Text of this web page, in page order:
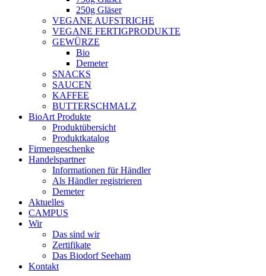
250g Gläser
VEGANE AUFSTRICHE
VEGANE FERTIGPRODUKTE
GEWÜRZE
Bio
Demeter
SNACKS
SAUCEN
KAFFEE
BUTTERSCHMALZ
BioArt Produkte
Produktübersicht
Produktkatalog
Firmengeschenke
Handelspartner
Informationen für Händler
Als Händler registrieren
Demeter
Aktuelles
CAMPUS
Wir
Das sind wir
Zertifikate
Das Biodorf Seeham
Kontakt